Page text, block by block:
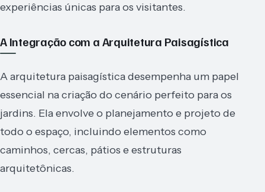
experiências únicas para os visitantes.
A Integração com a Arquitetura Paisagística
A arquitetura paisagística desempenha um papel
essencial na criação do cenário perfeito para os
jardins. Ela envolve o planejamento e projeto de
todo o espaço, incluindo elementos como
caminhos, cercas, pátios e estruturas
arquitetônicas.